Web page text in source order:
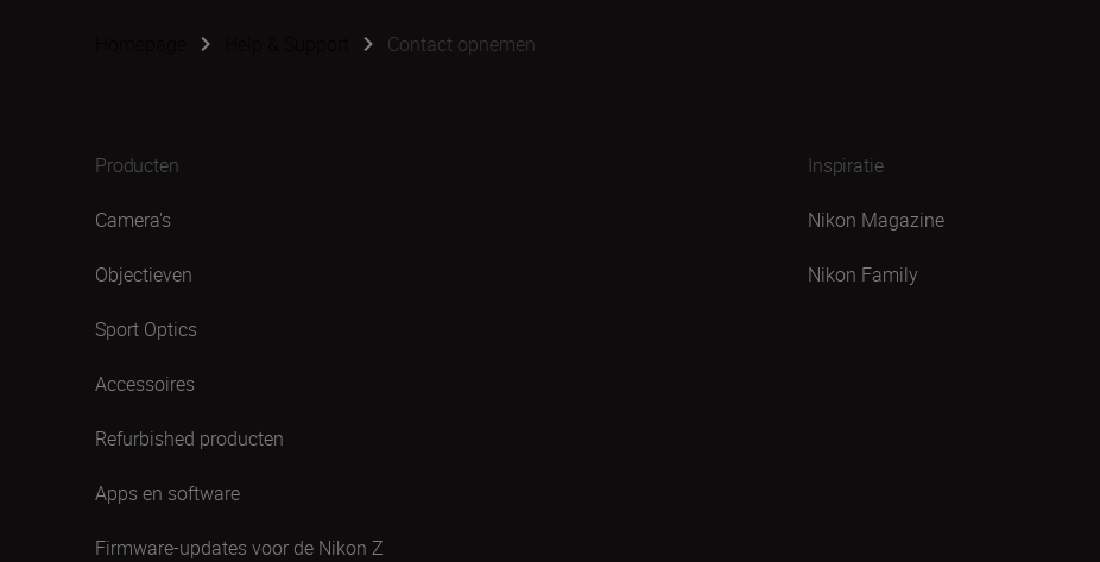
Contact opnemen
Producten
Camera's
Objectieven
Sport Optics
Accessoires
Refurbished producten
Apps en software
Firmware-updates voor de Nikon Z
Inspiratie
Nikon Magazine
Nikon Family